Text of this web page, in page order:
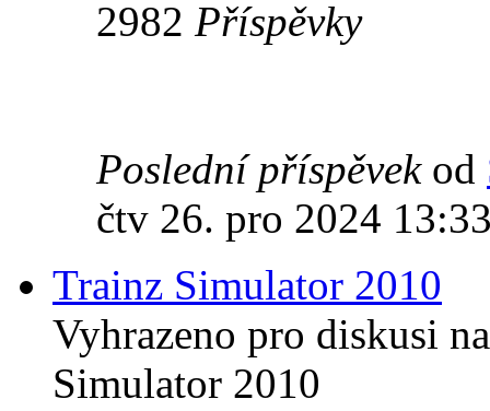
2982 Příspěvky
Poslední příspěvekod
čtv 26. pro 2024
Trainz Simulator 2010
Vyhrazeno pro diskusi
Simulator 2010